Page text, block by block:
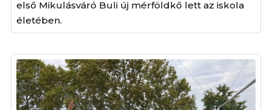
első Mikulásváró Buli új mérföldkő lett az iskola
életében.